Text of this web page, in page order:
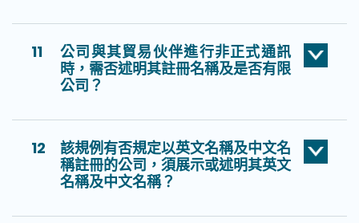
11
公司與其貿易伙伴進行非正式通訊
時，需否述明其註冊名稱及是否有限
公司？
12
該規例有否規定以英文名稱及中文名
稱註冊的公司，須展示或述明其英文
名稱及中文名稱？